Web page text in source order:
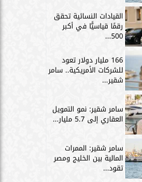
القيادات النسائية تحقق
رقمًا قياسيًّا في أكبر
500...
166 مليار دولار تعود
للشركات الأمريكية.. سامر
شقير...
سامر شقير: نمو التمويل
العقاري إلى 5.7 مليار...
سامر شقير: الممرات
المالية بين الخليج ومصر
تقود...